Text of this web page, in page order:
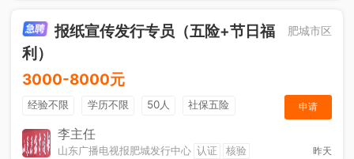
报纸宣传发行专员（五险+节日福
利）
肥城市区
3000-8000元
经验不限 学历不限 50人
社保五险
节日福利
销售奖金
申请
李主任
山东广播电视报肥城发行中心 认证 核验 昨天